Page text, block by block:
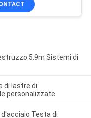
5.9m Sistemi di
di lastre di
personalizzate
Testa di